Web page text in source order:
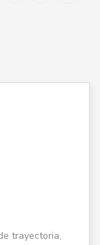
trayectoria,